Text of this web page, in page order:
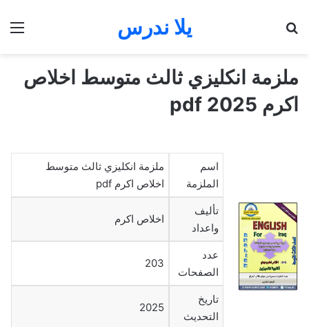
يلا ندرس
ملزمة انكليزي ثالث متوسط اخلاص
اكرم 2025 pdf
اسم
الملزمة
ملزمة انكليزي ثالث متوسط
اخلاص اكرم pdf
تأليف
واعداد
اخلاص اكرم
عدد
الصفحات
203
تاريخ
التحديث
2025